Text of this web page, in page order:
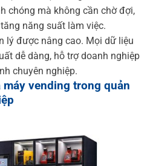
chóng mà không cần chờ đợi,
năng suất làm việc.
lý được nâng cao. Mọi dữ liệu
dễ dàng, hỗ trợ doanh nghiệp
chuyên nghiệp.
vending trong quản